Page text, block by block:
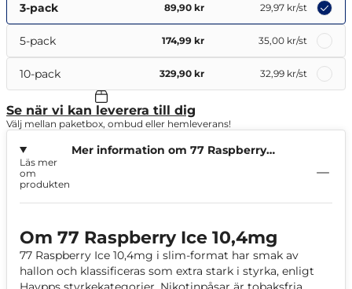
3-pack 89,90 kr 29,97 kr/st
5-pack 174,99 kr 35,00 kr/st
10-pack 329,90 kr 32,99 kr/st
Se när vi kan leverera till dig
Välj mellan paketbox, ombud eller hemleverans!
Mer information om 77 Raspberry
Läs mer
om
produkten
Om 77 Raspberry Ice 10,4mg
77 Raspberry Ice 10,4mg i slim-format har smak av
hallon och klassificeras som extra stark i styrka, enligt